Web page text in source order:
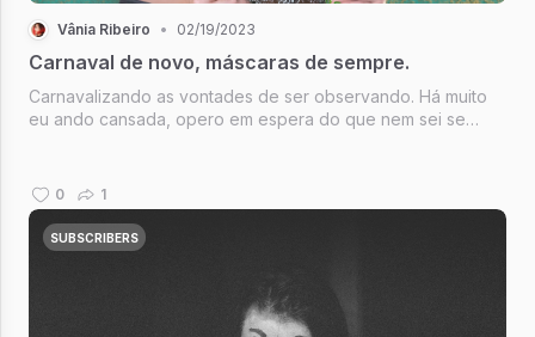
Vânia Ribeiro • 02/19/2023
Carnaval de novo, máscaras de sempre.
Carnavalizando as vontades de ser observando. Há muito
eu ando cansada, opero em espera do que nem sei se
0 1
SUBSCRIBERS